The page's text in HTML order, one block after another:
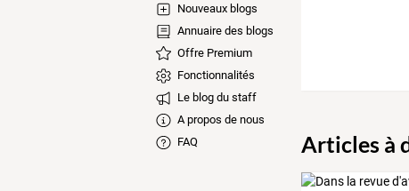
Nouveaux blogs
Annuaire des blogs
Offre Premium
Fonctionnalités
Le blog du staff
A propos de nous
FAQ
Articles à